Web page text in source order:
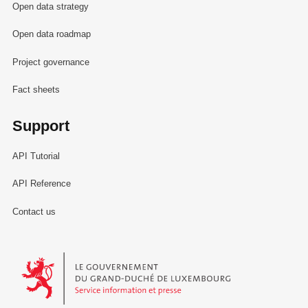
Open data strategy
Open data roadmap
Project governance
Fact sheets
Support
API Tutorial
API Reference
Contact us
Le Gouvernement du Grand-Duché de Luxembourg - Service